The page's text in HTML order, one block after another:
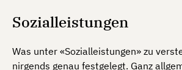
Sozialleistungen
Was unter «Sozialleistungen» zu
nirgends genau festgelegt. Ganz